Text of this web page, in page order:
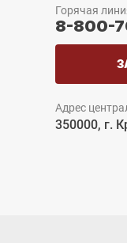
Горячая
8-800-
Адрес
350000, г.